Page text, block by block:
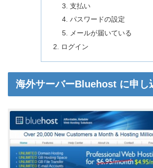
支払い
パスワードの設定
メールが届いている
ログイン
海外サーバーBluehost に申し